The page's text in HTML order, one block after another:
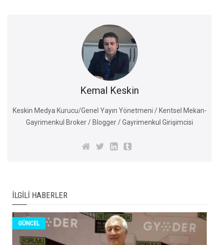
Kemal Keskin
Keskin Medya Kurucu/Genel Yayın Yönetmeni / Kentsel Mekan-
Gayrimenkul Broker / Blogger / Gayrimenkul Girişimcisi
İLGILI HABERLER
GÜNCEL